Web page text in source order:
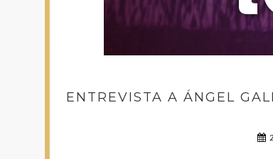
ENTREVISTA A ÁNGEL